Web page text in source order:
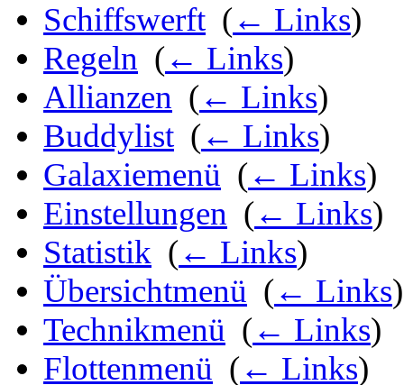
Schiffswerft (← Links)
Regeln (← Links)
Allianzen (← Links)
Buddylist (← Links)
Galaxiemenü (← Links)
Einstellungen (← Links)
Statistik (← Links)
Übersichtmenü (← Links)
Technikmenü (← Links)
Flottenmenü (← Links)